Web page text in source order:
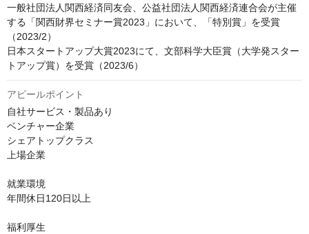
一般社団法人関西経済同友会、公益社団法人関西経済連合会が主催
する「関西財界セミナー賞2023」において、「特別賞」を受賞
（2023/2）
日本スタートアップ大賞2023にて、文部科学大臣賞（大学発スター
トアップ賞）を受賞（2023/6）
アピールポイント
自社サービス・製品あり
ベンチャー企業
シェアトップクラス
上場企業
就業環境
年間休日120日以上
福利厚生